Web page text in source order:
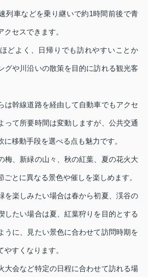
列車などを乗り継いで約1時間前後で青
セスできます。
どよく、日帰りでも訪れやすいことか
グや川沿いの散策を目的に訪れる観光客
は幹線道路を経由して自動車でもアクセ
って所要時間は変動しますが、公共交通
に移動手段を選べる点も魅力です。
梅、新緑の山々、秋の紅葉、夏の花火大
ごとに異なる景色や催しを楽しめます。
を楽しみたい場合は春から初夏、渓谷の
したい場合は夏、紅葉狩りを目的とする
うに、見たい景色に合わせて訪問時期を
すくなります。
大会など特定の日程に合わせて訪れる場